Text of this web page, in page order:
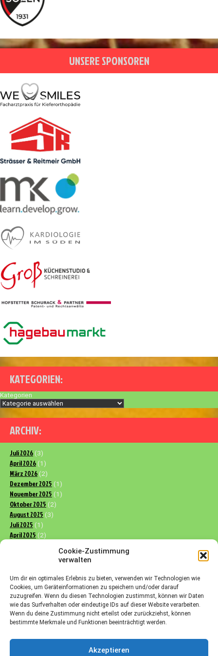
Cookie-Zustimmung
verwalten
Um dir ein optimales Erlebnis zu bieten, verwenden wir Technologien wie
Cookies, um Geräteinformationen zu speichern und/oder darauf
zuzugreifen. Wenn du diesen Technologien zustimmst, können wir Daten
wie das Surfverhalten oder eindeutige IDs auf dieser Website verarbeiten.
Wenn du deine Zustimmung nicht erteilst oder zurückziehst, können
bestimmte Merkmale und Funktionen beeinträchtigt werden.
Akzeptieren
UNSERE SPONSOREN
KATEGORIEN:
Kategorien
ARCHIV:
Juli 2026 (3)
April 2026 (1)
März 2026 (2)
Dezember 2025 (1)
November 2025 (1)
Oktober 2025 (2)
August 2025 (3)
Juli 2025 (1)
April 2025 (2)
(2)
Oktober 2024(3)
September 2024(4)
Juli 2024(1)
April 2024(1)
März 2024(1)
November 2023
Oktober 2023(1)